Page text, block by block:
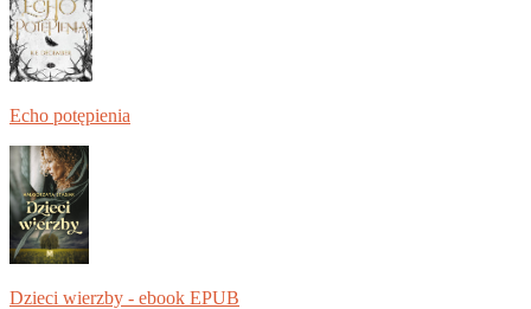
Echo potępienia
Dzieci wierzby - ebook EPUB